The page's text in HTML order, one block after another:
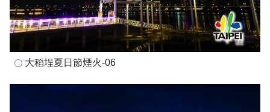
大稻埕夏日節煙火-06